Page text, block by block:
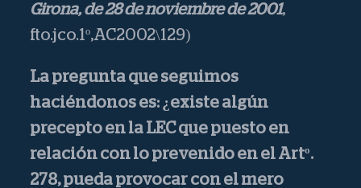
Girona, de 28 de noviembre de 2001,
fto.jco.1º,AC2002\129)
La pregunta que seguimos
haciéndonos es: ¿existe algún
precepto en la LEC que puesto en
relación con lo prevenido en el Artº.
278, pueda provocar con el mero